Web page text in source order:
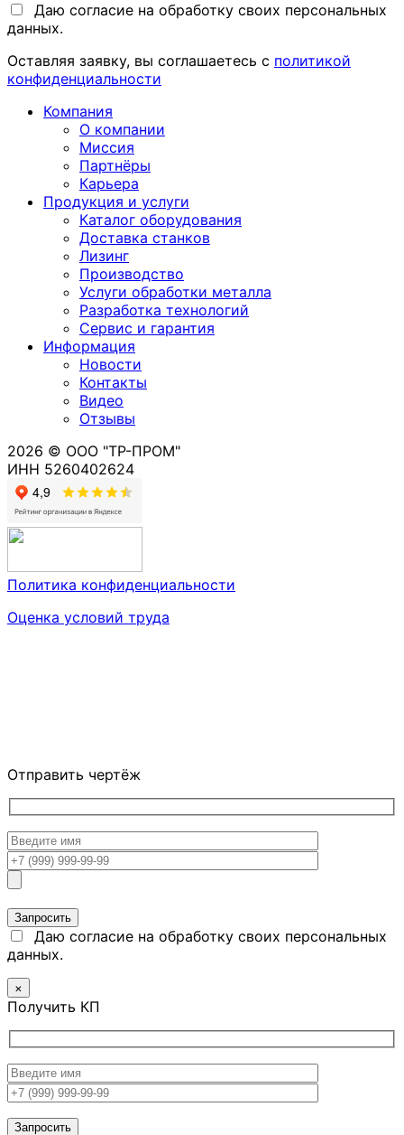
Даю согласие на обработку своих персональных
данных.
Оставляя заявку, вы соглашаетесь с политикой
конфиденциальности
Компания
О компании
Миссия
Партнёры
Карьера
Продукция и услуги
Каталог оборудования
Доставка станков
Лизинг
Производство
Услуги обработки металла
Разработка технологий
Сервис и гарантия
Информация
Новости
Контакты
Видео
Отзывы
2026 © ООО "ТР-ПРОМ"
ИНН 5260402624
Политика конфиденциальности
Оценка условий труда
Отправить чертёж
Даю согласие на обработку своих персональных
данных.
×
Получить КП